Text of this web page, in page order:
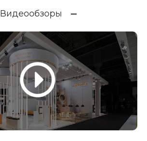
Видеообзоры